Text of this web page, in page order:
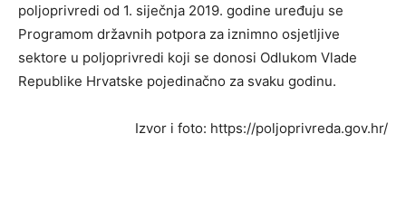
poljoprivredi od 1. siječnja 2019. godine uređuju se
Programom državnih potpora za iznimno osjetljive
sektore u poljoprivredi koji se donosi Odlukom Vlade
Republike Hrvatske pojedinačno za svaku godinu.
Izvor i foto: https://poljoprivreda.gov.hr/